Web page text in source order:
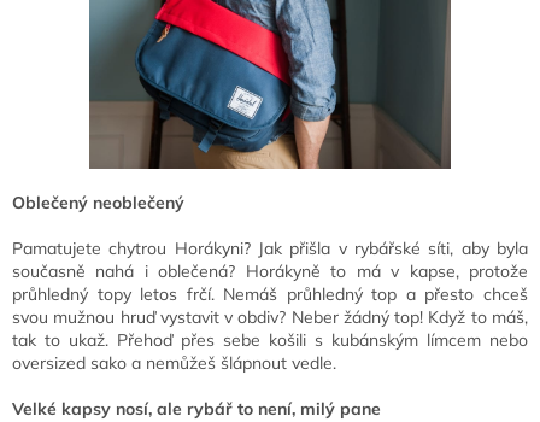
Oblečený neoblečený
Pamatujete chytrou Horákyni? Jak přišla v rybářské síti, aby byla
současně nahá i oblečená? Horákyně to má v kapse, protože
průhledný topy letos frčí. Nemáš průhledný top a přesto chceš
svou mužnou hruď vystavit v obdiv? Neber žádný top! Když to máš,
tak to ukaž. Přehoď přes sebe košili s kubánským límcem nebo
oversized sako a nemůžeš šlápnout vedle.
Velké kapsy nosí, ale rybář to není, milý pane